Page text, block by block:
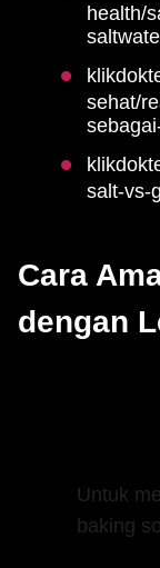
health/
sehat/
salt-vs-
Cara
dengan
Untuk
baking